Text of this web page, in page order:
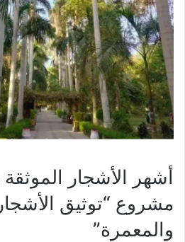
أشهر الأشجار
مشروع “توثيق الأشجار
والمعمرة”